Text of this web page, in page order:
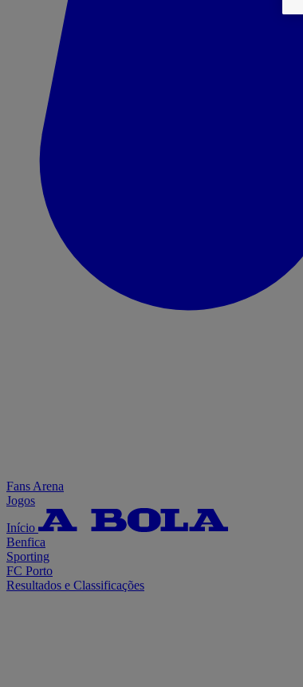
Fans Arena
Jogos
Início
Benfica
Sporting
FC Porto
Resultados e Classificações